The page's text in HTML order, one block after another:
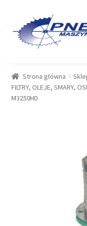
Przejdź
do
nawigacji
Przejdź
do
treści
USŁUGI
Strona główna
FILTRY, OLEJE, SMARY,
M3250HD